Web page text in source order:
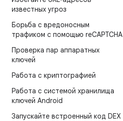
известных угроз
Борьба с вредоносным
трафиком с помощью reCAPTCHA
Проверка пар аппаратных
ключей
Работа с криптографией
Работа с системой хранилища
ключей Android
Запускайте встроенный код DEX